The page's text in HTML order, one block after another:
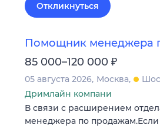
Откликнуться
Помощник менеджера
85 000–120 000 ₽
05 августа 2026 Москва
Дримлайн компани
В связи с расширением
менеджера по